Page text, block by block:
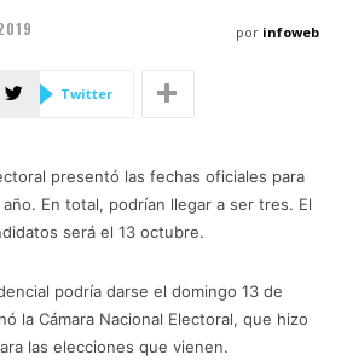
por infoweb
Twitter
presentó las fechas oficiales para
En total, podrían llegar a ser tres. El
será el 13 octubre.
podría darse el domingo 13 de
la Cámara Nacional Electoral, que hizo
las elecciones que vienen.